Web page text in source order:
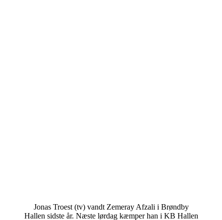
Jonas Troest (tv) vandt Zemeray Afzali i Brøndby
Hallen sidste år. Næste lørdag kæmper han i KB Hallen